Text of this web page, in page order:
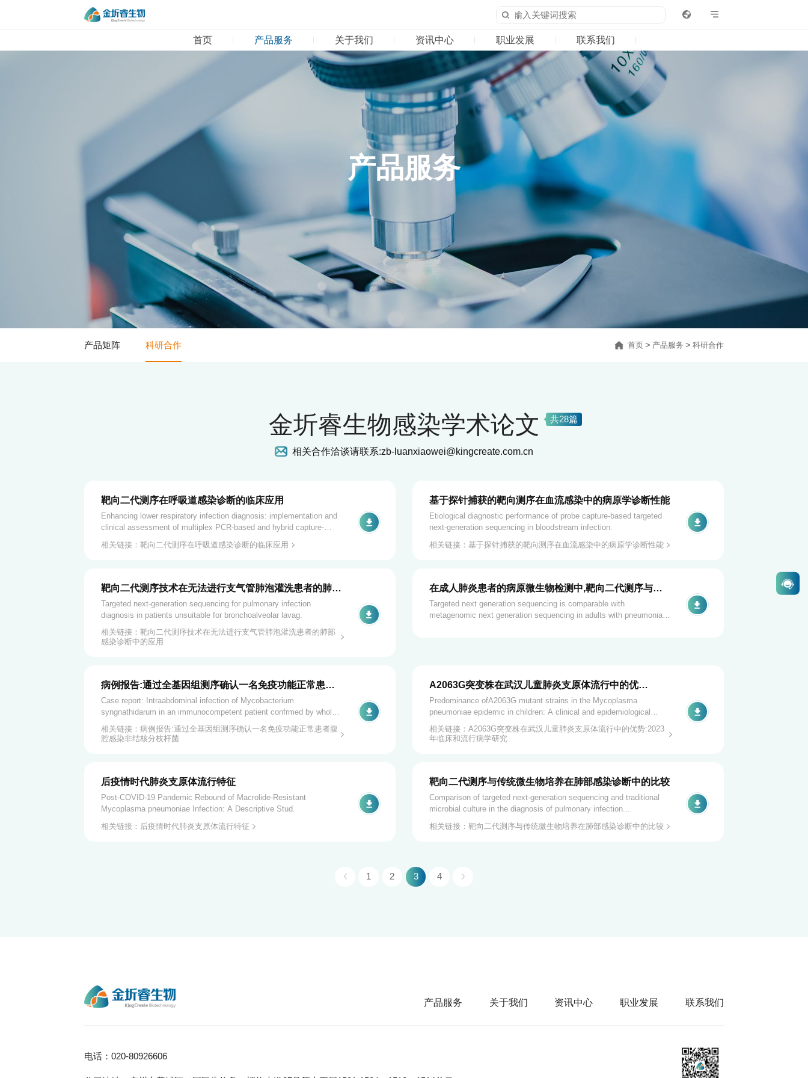
首页 产品服务 关于我们 资讯中心 职业发展 联系我们
02 03
关于我们
发展历程
企业文化
合作伙伴
04
资讯中心
公司新闻
行业资讯
05
职业发展
社会招聘
校园招聘
06
产品服务
产品矩阵 科研合作 首页 > 产品服务 > 科研合作
金圻睿生物感染学术论文 共28篇
相关合作洽谈请联系:zb-luanxiaowei@kingcreate.com.cn
靶向二代测序在呼吸道感染诊断的临床应用
Enhancing lower respiratory infection diagnosis: implementation and
clinical assessment of multiplex PCR-based and hybrid capture-
based targeted next-gen-eration sequencing
相关链接：靶向二代测序在呼吸道感染诊断的临床应用
基于探针捕获的靶向测序在血流感染中的病原学诊断性能
Etiological diagnostic performance of probe capture-based targeted
next-generation sequencing in bloodstream infection.
相关链接：基于探针捕获的靶向测序在血流感染中的病原学诊断性能
靶向二代测序技术在无法进行支气管肺泡灌洗患者的肺部
感染诊断中的应用
Targeted next-generation sequencing for pulmonary infection
diagnosis in patients unsuitable for bronchoalveolar lavag.
相关链接：靶向二代测序技术在无法进行支气管肺泡灌洗患者的肺部
感染诊断中的应用
在成人肺炎患者的病原微生物检测中,靶向二代测序与宏
基因组二代测序相当
Targeted next generation sequencing is comparable with
metagenomic next generation sequencing in adults with pneumonia
病例报告:通过全基因组测序确认一名免疫功能正常患者
腹腔感染非结核分枝杆菌
Case report: Intraabdominal infection of Mycobacterium
syngnathidarum in an immunocompetent patient confrmed by whole-
genome sequencing.
相关链接：病例报告:通过全基因组测序确认一名免疫功能正常患者腹
腔感染非结核分枝杆菌
A2063G突变株在武汉儿童肺炎支原体流行中的优
势:2023年临床和流行病学研究
Predominance ofA2063G mutant strains in the Mycoplasma
pneumoniae epidemic in children: A clinical and epidemiological
study in 2023 in Wuhan, hin.
相关链接：A2063G突变株在武汉儿童肺炎支原体流行中的优势:2023
年临床和流行病学研究
后疫情时代肺炎支原体流行特征
Post-COVID-19 Pandemic Rebound of Macrolide-Resistant
Mycoplasma pneumoniae Infection: A Descriptive Stud.
相关链接：后疫情时代肺炎支原体流行特征
靶向二代测序与传统微生物培养在肺部感染诊断中的比较
Comparison of targeted next-generation sequencing and traditional
microbial culture in the diagnosis of pulmonary infection...
相关链接：靶向二代测序与传统微生物培养在肺部感染诊断中的比较
1 2 3 4
产品服务 关于我们 资讯中心 职业发展 联系我们
电话：020-80926606